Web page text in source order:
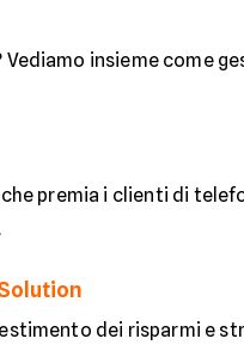
insieme come
premia i clienti di
dei risparmi e